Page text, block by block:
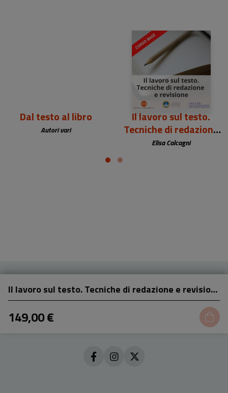
Dal testo al libro
Autori vari
Il lavoro sul testo.
Tecniche di redazione
e revisione | Corso
Elisa Calcagni
Il lavoro sul testo. Tecniche di redazione e revisione
149,00 €